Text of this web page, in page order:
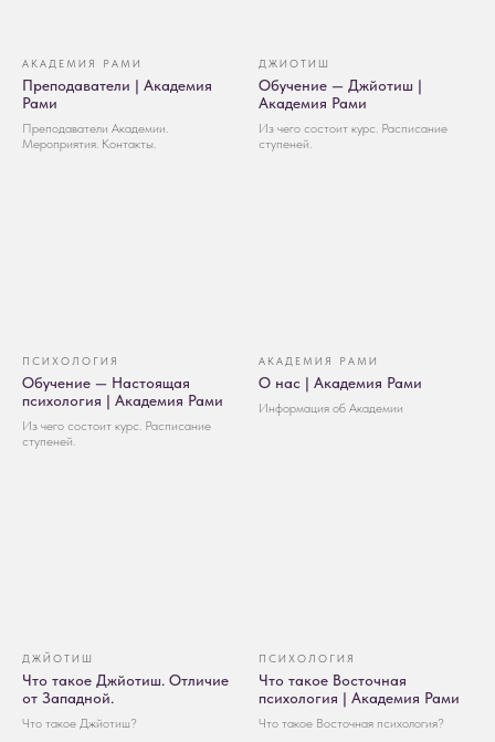
АКАДЕМИЯ РАМИ
Преподаватели | Академия
Рами
Преподаватели Академии.
Мероприятия. Контакты.
ДЖИОТИШ
Обучение — Джйотиш |
Академия Рами
Из чего состоит курс. Расписание
ступеней.
ПСИХОЛОГИЯ
Обучение — Настоящая
психология | Академия Рами
Из чего состоит курс. Расписание
ступеней.
АКАДЕМИЯ РАМИ
О нас | Академия Рами
Информация об Академии
ДЖЙОТИШ
Что такое Джйотиш. Отличие
от Западной.
Что такое Джйотиш?
ПСИХОЛОГИЯ
Что такое Восточная
психология | Академия Рами
Что такое Восточная психология?